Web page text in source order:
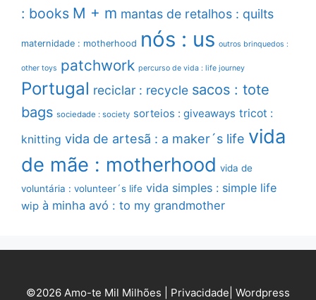
: books M + m mantas de retalhos : quilts
maternidade : motherhood nós : us outros brinquedos :
other toys patchwork percurso de vida : life journey
Portugal reciclar : recycle sacos : tote
bags sociedade : society sorteios : giveaways tricot :
knitting vida de artesã : a maker´s life vida
de mãe : motherhood vida de
voluntária : volunteer´s life vida simples : simple life
wip à minha avó : to my grandmother
©2026 Amo-te Mil Milhões | Privacidade Wordpress